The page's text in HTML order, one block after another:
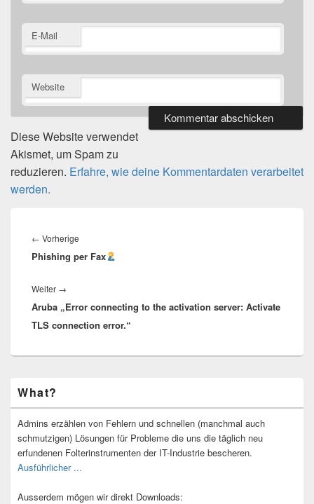
E-Mail
Website
Diese Website verwendet
Akismet, um Spam zu
reduzieren. Erfahre, wie deine Kommentardaten verarbeitet
werden.
← Vorherige
Beitrag:
Phishing per Fax
Weiter →
Beitrag:
Aruba „Error connecting to the activation server: Activate
TLS connection error.“
Seitenleisten-
Widgetbereich
What?
Admins erzählen von Fehlern und schnellen (manchmal auch
schmutzigen) Lösungen für Probleme die uns die täglich neu
erfundenen Folterinstrumenten der IT-Industrie bescheren.
Ausführlicher ...
Ausserdem mögen wir direkt Downloads: